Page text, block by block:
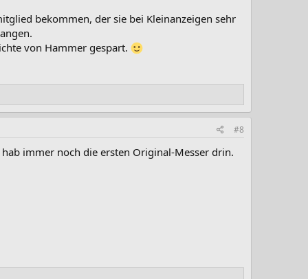
bekommen, der sie bei Kleinanzeigen sehr
von Hammer gespart.
#8
immer noch die ersten Original-Messer drin.